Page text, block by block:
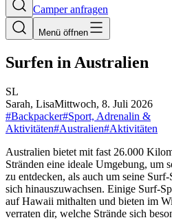
Camper anfragen
Menü öffnen
Surfen in Australien
SL
Sarah, LisaMittwoch, 8. Juli 2026
#Backpacker#Sport, Adrenalin &
Aktivitäten#Australien#Aktivitäten
Australien bietet mit fast 26.000
Stränden eine ideale Umgebung, um
zu entdecken, als auch um seine
sich hinauszuwachsen. Einige Surf-
auf Hawaii mithalten und bieten im
verraten dir, welche Strände sich